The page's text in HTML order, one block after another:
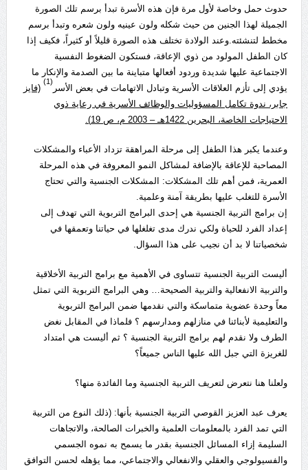
حدوث حمل وخاصة لأول مرة فإن هذه الأسرة تبدأ برسم تلك الصورة
الجميلة لهذا الجنين من حيث شكله ولون عينيه ولون شعره وتبدأ برسم
مخطط لتنشئته.وعند الولادة تختلف هذه الصورة قليلاً أو كثيراً، فكيف إذا
كان الطفل المولود من ذوي الإعاقة، فستكون الضغوط النفسية
الاجتماعية عليها شديدة وردود أفعالها متباينة ما بين الصدمة والإنكار ما
يؤدي إلى تأزم العلاقات الأسرية وتبادل الاتهامات في بعض الأسر
(1)
(فايز
جابر، ندوة تكامل المسؤوليات والوظائف الأسرية في رعاية ذوي
الاحتياجات الخاصة، البحرين 1422هـ – 2003 م، ص 19).
وعندما يكبر هذا الطفل إلى مرحلة المراهقة تزداد الأعباء والمشكلات
المصاحبة للإعاقة بالإضافة لمشاكل النمو المعروفة في هذه المرحلة
العمرية، فمن أهم تلك المشكلات: المشكلات الجنسية والتي تحتاج
الأسرة للتغلب عليها بطريقة آمنة وعلمية.
إن برامج التربية الجنسية هي إحدى البرامج التربوية التي تهدف إلى
إعداد الفرد للحياة ولكي ندرك مدى تغلغلها في حياتنا وتعمقها في
شخصياتنا لا بد أن نجيب على هذا السؤال.
أليست التربية الجنسية تتساوى في الأهمية مع برامج التربية الأخلاقية
والتربية الانفعالية والتربية الصحيحة… وهي البرامج التربوية التي تمثل
معاً وحدة عضوية متماسكة والتي نقدمها ضمن البرامج التربوية
والتعليمية لأبنائنا في منازلهم ومدارسهم ؟ فلماذا في المقابل نغض
الطرف ولا نقدم لهم برامج التربية الجنسية ؟ ثم أليست هي امتداد
للغريزة التي جبل الله عليها الناس جميعاً؟
ولعلنا هنا نتعرض لتعريف التربية الجنسية وما الفائدة منها؟
يعرف عبد العزيز القوصي التربية الجنسية بأنها: (ذلك النوع من التربية
التي تمد الفرد بالمعلومات العلمية والخبرات الصالحة، والاتجاهات
السليمة إزاء المسائل الجنسية بقدر ما يسمح به نموه الجسمي
والفسيولوجي والعقلي والانفعالي والاجتماعي، مما يؤهله لحسن التوافق